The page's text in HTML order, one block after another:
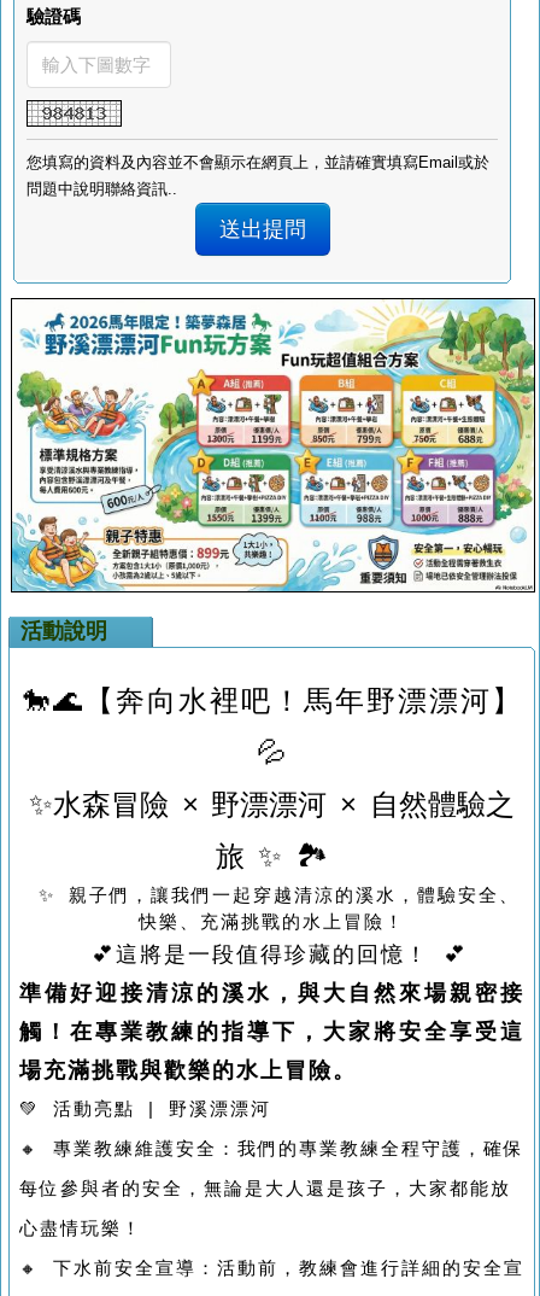
驗證碼
您填寫的資料及內容並不會顯示在網頁上，並請確實填寫Email或於
問題中說明聯絡資訊..
活動說明
🐎🌊【奔向水裡吧！馬年野漂漂河】
💦
✨水森冒險 × 野漂漂河 × 自然體驗之
旅 ✨ 🏞️
✨ 親子們，讓我們一起穿越清涼的溪水，體驗安全、
快樂、充滿挑戰的水上冒險！
💕這將是一段值得珍藏的回憶！ 💕
準備好迎接清涼的溪水，與大自然來場親密接
觸！在專業教練的指導下，大家將安全享受這
場充滿挑戰與歡樂的水上冒險。
💚 活動亮點 | 野溪漂漂河
🔸 專業教練維護安全：我們的專業教練全程守護，確保
每位參與者的安全，無論是大人還是孩子，大家都能放
心盡情玩樂！
🔸 下水前安全宣導：活動前，教練會進行詳細的安全宣